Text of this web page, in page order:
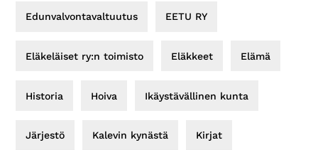
Edunvalvontavaltuutus EETU RY
Eläkeläiset ry:n toimisto Eläkkeet Elämä
Historia Hoiva Ikäystävällinen kunta
Järjestö Kalevin kynästä Kirjat